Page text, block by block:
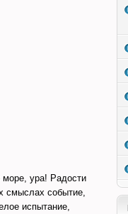
ура! Радости
смыслах событие,
испытание,